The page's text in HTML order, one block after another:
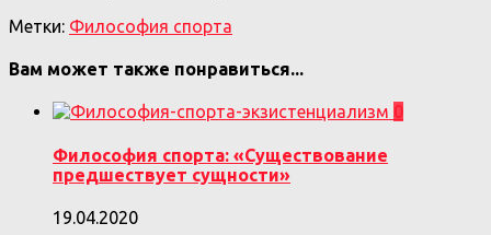
Метки: Философия спорта
Вам может также понравиться...
0
Философия спорта: «Существование
предшествует сущности»
19.04.2020